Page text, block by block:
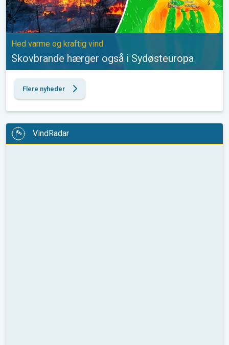
Hed varme og kraftig vind
Skovbrande hærger også i Sydøsteuropa
Flere nyheder
VindRadar